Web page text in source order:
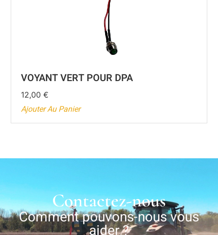
VOYANT VERT POUR DPA
12,00€
Ajouter Au Panier
Contactez-nous
Comment pouvons-nous vous
aider ?